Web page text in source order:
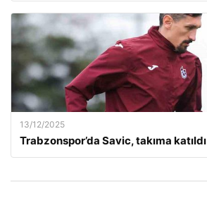
13/12/2025
Trabzonspor’da Savic, takıma katıldı